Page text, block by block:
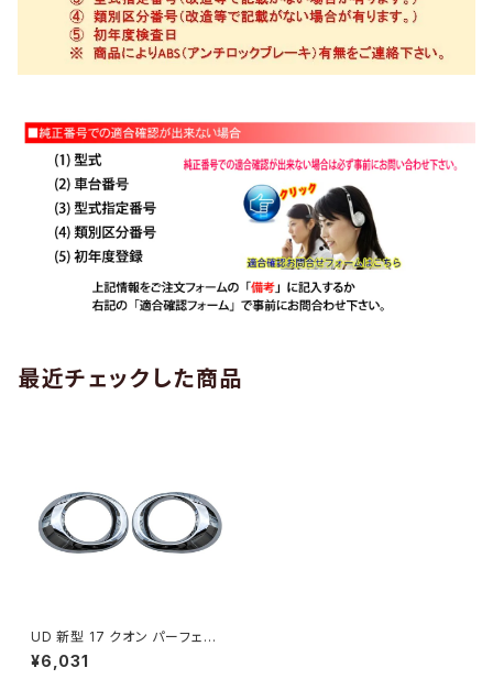
最近チェックした商品
UD 新型 17 クオン パーフェク
トクオン メッキ フォグランプ カ
バー純正交換タイプ JP-UD-F
¥6,031